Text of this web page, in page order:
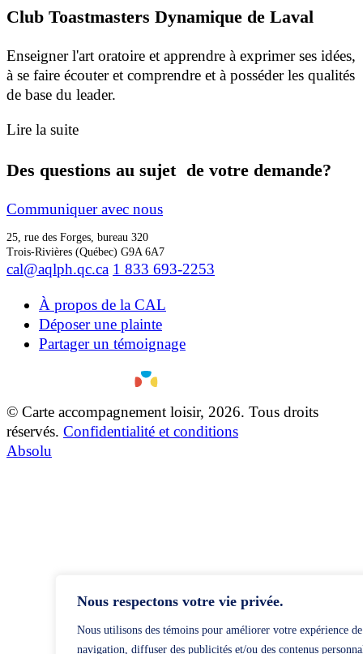
Nous respectons votre vie privée.
Nous utilisons des témoins pour améliorer votre expérience de
navigation, diffuser des publicités et/ou des contenus
Club Toastmasters Dynamique de Laval
Enseigner l'art oratoire et apprendre à exprimer ses idées,
à se faire écouter et comprendre et à posséder les qualités
de base du leader.
Lire la suite
Des questions au sujet de votre demande?
Communiquer avec nous
25, rue des Forges, bureau 320
Trois-Rivières (Québec) G9A 6A7
cal@aqlph.qc.ca 1 833 693-2253
À propos de la CAL
Déposer une plainte
Partager un témoignage
© Carte accompagnement loisir, 2026. Tous droits
réservés. Confidentialité et conditions
Absolu